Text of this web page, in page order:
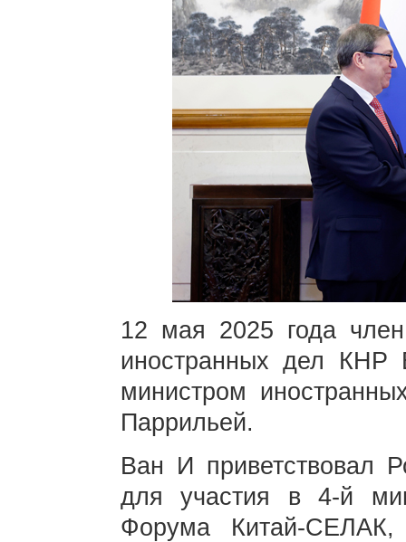
12 мая 2025 года
иностранных дел КНР
министром
Паррильей.
Ван И приветствовал
для участия в 4-й
Форума Китай-